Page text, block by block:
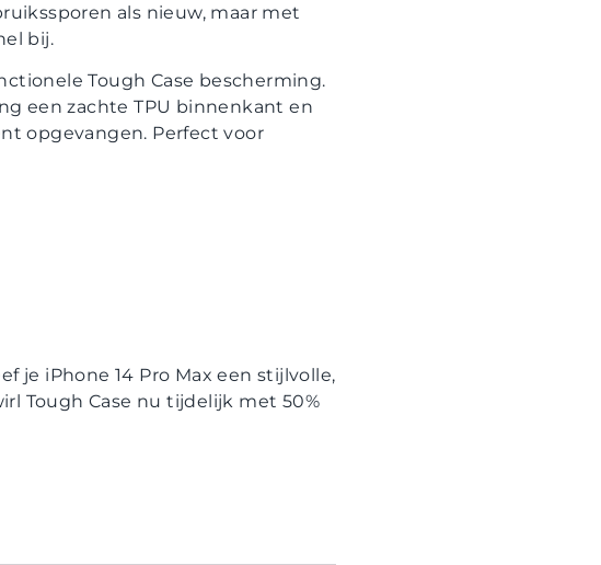
als nieuw, maar met
bij.
Tough Case bescherming.
een zachte TPU binnenkant en
opgevangen. Perfect voor
je iPhone 14 Pro Max een stijlvolle,
Tough Case nu tijdelijk met 50%